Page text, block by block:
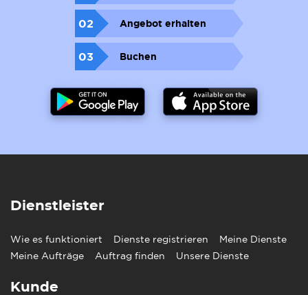
02 Angebot erhalten
03 Buchen
Dienstleister
Wie es funktioniert Dienste registrieren
Meine Dienste
Meine Aufträge
Auftrag finden Unsere Dienste
Kunde